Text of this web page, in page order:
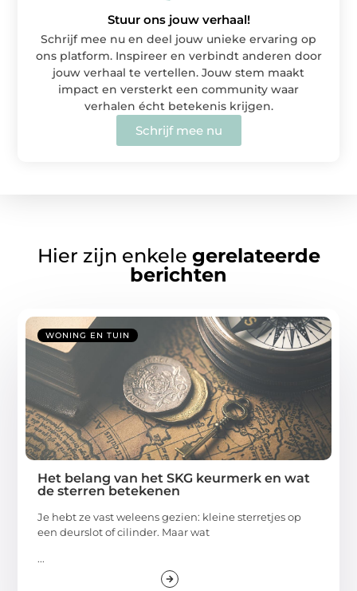
Stuur ons jouw verhaal!
Schrijf mee nu en deel jouw unieke ervaring op
ons platform. Inspireer en verbindt anderen door
jouw verhaal te vertellen. Jouw stem maakt
impact en versterkt een community waar
verhalen écht betekenis krijgen.
Schrijf mee nu
Hier zijn enkele gerelateerde
berichten
WONING EN TUIN
Het belang van het SKG keurmerk en wat
de sterren betekenen
Je hebt ze vast weleens gezien: kleine sterretjes op
een deurslot of cilinder. Maar wat
...